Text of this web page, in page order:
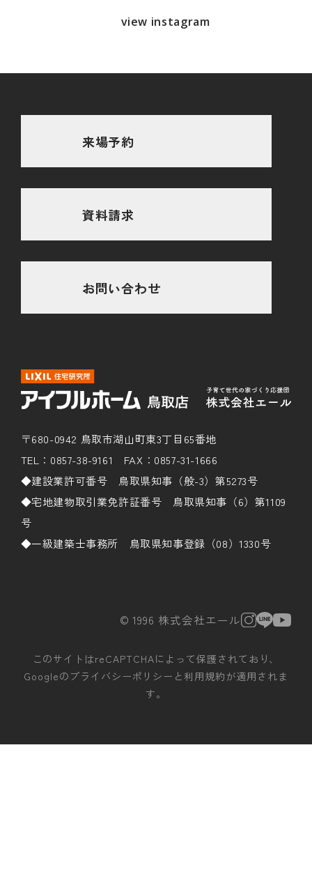
view instagram
来場予約
資料請求
お問い合わせ
〒680-0942 鳥取市湖山町東3丁目65番地
TEL：0857-38-9161 FAX：0857-31-1666
◆建設業許可番号 鳥取県知事（般-3）第5273号
◆宅地建物取引業免許証番号 鳥取県知事（6）第1109
号
◆一級建築士事務所 鳥取県知事登録（08）1330号
© 1996 株式会社エール
このサイトはreCAPTCHAによって保護されており、
Googleの プライバシーポリシー と利用規約が適用されま
す。